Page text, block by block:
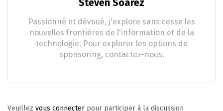
Steven Soarez
Passionné et dévoué, j'explore sans cesse les
nouvelles frontières de l'information et de la
technologie. Pour explorer les options de
sponsoring, contactez-nous.
Veuillez vous connecter pour participer à la discussion